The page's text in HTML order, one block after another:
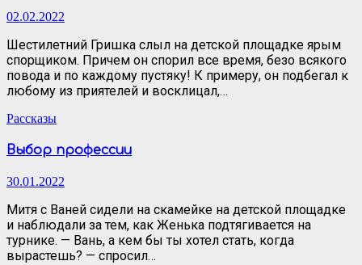
02.02.2022
Шестилетний Гришка слыл на детской площадке ярым
спорщиком. Причем он спорил все время, безо всякого
повода и по каждому пустяку! К примеру, он подбегал к
любому из приятелей и восклицал,…
Рассказы
Выбор профессии
30.01.2022
Митя с Ваней сидели на скамейке на детской площадке
и наблюдали за тем, как Женька подтягивается на
турнике. — Вань, а кем бы ты хотел стать, когда
вырастешь? — спросил…